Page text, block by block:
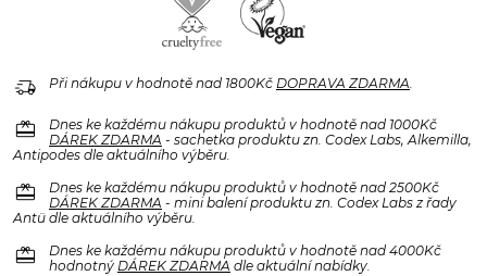
delivery_truck_speed Při nákupu v hodnotě nad 1800Kč DOPRAVA ZDARMA
redeem
Dnes ke každému nákupu produktů v hodnotě nad 1000Kč
DÁREK ZDARMA - sachetka produktu zn. Codex Labs, Alkemilla,
Antipodes dle aktuálního výběru.
redeem
Dnes ke každému nákupu produktů v hodnotě nad 2500Kč
DÁREK ZDARMA - mini balení produktu zn. Codex Labs z řady
Antü dle aktuálního výběru.
redeem
Dnes ke každému nákupu produktů v hodnotě nad 4000Kč
hodnotný DÁREK ZDARMA dle aktuální nabídky.